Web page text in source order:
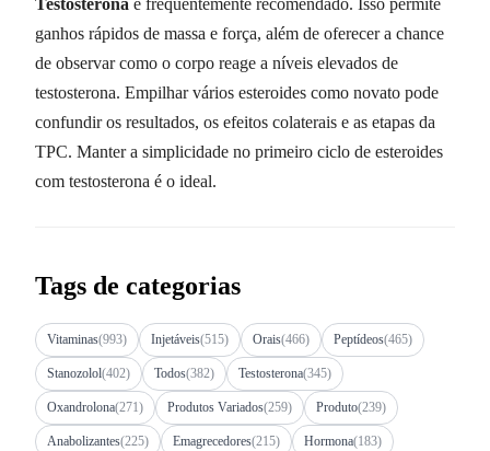
Testosterona é frequentemente recomendado. Isso permite
ganhos rápidos de massa e força, além de oferecer a chance
de observar como o corpo reage a níveis elevados de
testosterona. Empilhar vários esteroides como novato pode
confundir os resultados, os efeitos colaterais e as etapas da
TPC. Manter a simplicidade no primeiro ciclo de esteroides
com testosterona é o ideal.
Tags de categorias
Vitaminas(993) Injetáveis(515) Orais(466) Peptídeos(465)
Stanozolol(402) Todos(382) Testosterona(345)
Oxandrolona(271) Produtos Variados(259) Produto(239)
Anabolizantes(225) Emagrecedores(215) Hormona(183)